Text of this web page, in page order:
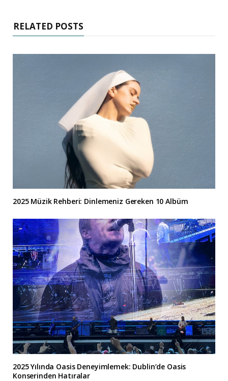
RELATED POSTS
2025 Müzik Rehberi: Dinlemeniz Gereken 10 Albüm
2025 Yılında Oasis Deneyimlemek: Dublin’de Oasis
Konserinden Hatıralar